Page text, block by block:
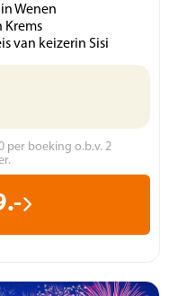
Wenen
Krems
van keizerin Sisi
per boeking o.b.v. 2